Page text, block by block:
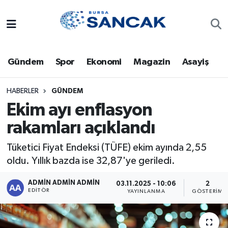
Gündem Spor Ekonomi Magazin Asayiş
HABERLER GÜNDEM
Ekim ayı enflasyon
rakamları açıklandı
Tüketici Fiyat Endeksi (TÜFE) ekim ayında 2,55
oldu. Yıllık bazda ise 32,87'ye geriledi.
ADMİN ADMİN ADMİN
EDITÖR
03.11.2025 - 10:06
YAYINLANMA
2
GÖSTERIM
Bursa
Dünya
Eğitim
Ekonomi
Gündem
Magazin
Trafik Durumu
Süper Lig Puan Durumu ve Fikstür
Tüm Manşetler
Son Dakika Haberleri